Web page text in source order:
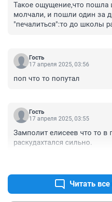
Такое ощущение,что пошла
молчали, и пошли один за
"печалиться":то до школы
Ломоносов в Москву
комментарии читаете
общественное мнение
у вас вон, вода в храме на
заходить не хочется.А
продавцами и имеющие
кормить,куда должны пойти
Гость
17 апреля 2025, 03:56
поп что то попутал
Гость
17 апреля 2025, 03:55
Замполит елисеев что то в
раскудахтался сильно.
Читать